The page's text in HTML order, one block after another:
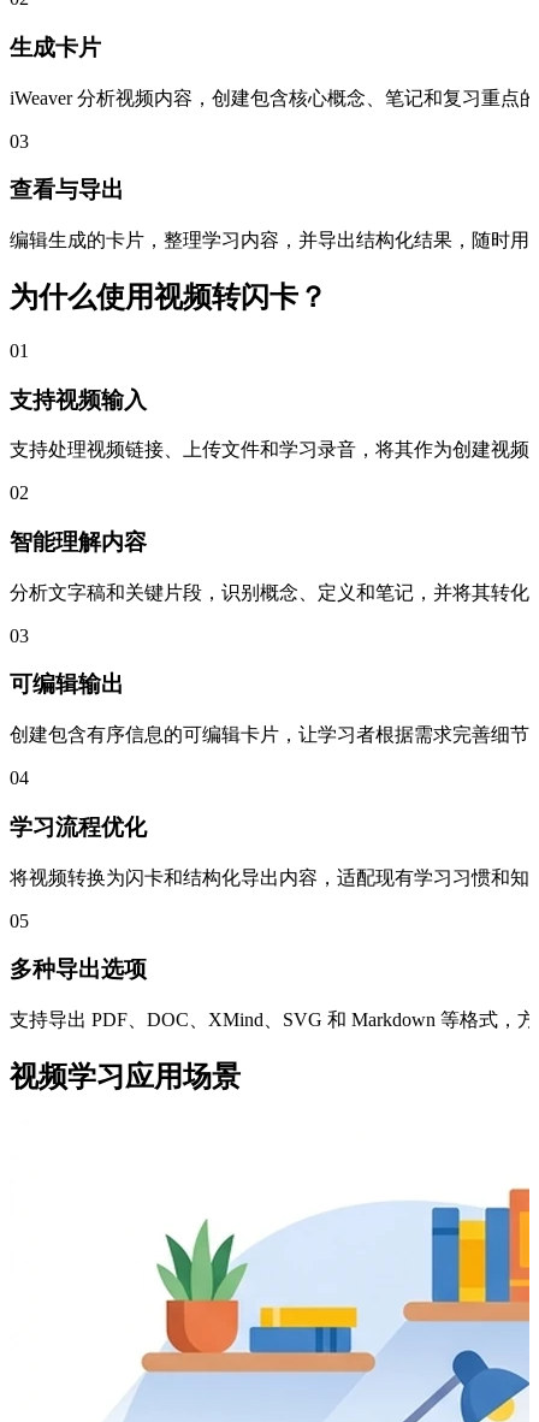
生成卡片
iWeaver 分析视频内容，创建包含核心概念、笔记和复习重点
03
查看与导出
编辑生成的卡片，整理学习内容，并导出结构化结果，随时用
为什么使用视频转闪卡？
01
支持视频输入
支持处理视频链接、上传文件和学习录音，将其作为创建视
02
智能理解内容
分析文字稿和关键片段，识别概念、定义和笔记，并将其转
03
可编辑输出
创建包含有序信息的可编辑卡片，让学习者根据需求完善细
04
学习流程优化
将视频转换为闪卡和结构化导出内容，适配现有学习习惯和
05
多种导出选项
支持导出 PDF、DOC、XMind、SVG 和 Markdown 等格式，
视频学习应用场景